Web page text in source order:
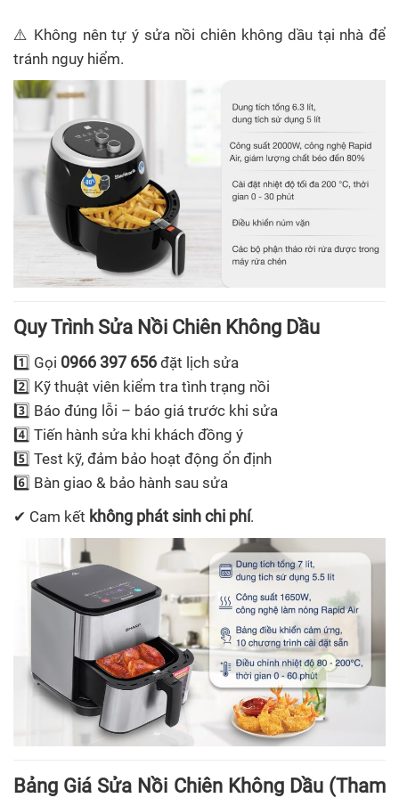
⚠️ Không nên tự ý sửa nồi chiên không dầu tại nhà để
tránh nguy hiểm.
Quy Trình Sửa Nồi Chiên Không Dầu
1️⃣ Gọi 0966 397 656 đặt lịch sửa
2️⃣ Kỹ thuật viên kiểm tra tình trạng nồi
3️⃣ Báo đúng lỗi – báo giá trước khi sửa
4️⃣ Tiến hành sửa khi khách đồng ý
5️⃣ Test kỹ, đảm bảo hoạt động ổn định
6️⃣ Bàn giao & bảo hành sau sửa
✔ Cam kết không phát sinh chi phí.
Bảng Giá Sửa Nồi Chiên Không Dầu (Tham